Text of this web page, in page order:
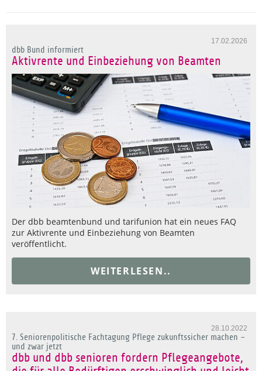
17.02.2026
dbb Bund informiert
Aktivrente und Einbeziehung von Beamten
Der dbb beamtenbund und tarifunion hat ein neues FAQ
zur Aktivrente und Einbeziehung von Beamten
veröffentlicht.
WEITERLESEN..
28.10.2022
7. Seniorenpolitische Fachtagung Pflege zukunftssicher machen –
und zwar jetzt
dbb und dbb senioren fordern Pflegeangebote,